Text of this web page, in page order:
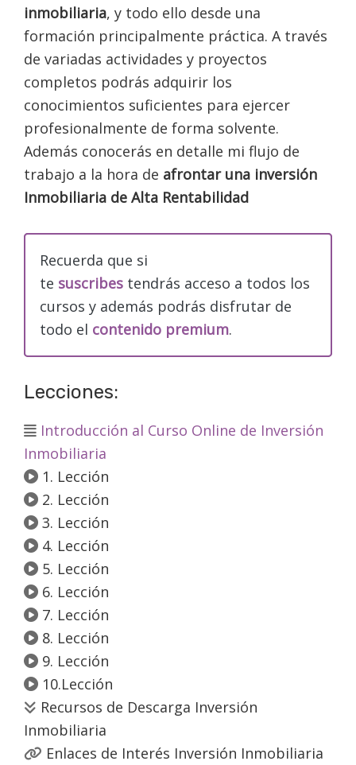
inmobiliaria, y todo ello desde una
formación principalmente práctica. A través
de variadas actividades y proyectos
completos podrás adquirir los
conocimientos suficientes para ejercer
profesionalmente de forma solvente.
Además conocerás en detalle mi flujo de
trabajo a la hora de afrontar una inversión
Inmobiliaria de Alta Rentabilidad
Recuerda que si
te suscribes tendrás acceso a todos los
cursos y además podrás disfrutar de
todo el contenido premium.
Lecciones:
Introducción al Curso Online de Inversión
Inmobiliaria
1. Lección
2. Lección
3. Lección
4. Lección
5. Lección
6. Lección
7. Lección
8. Lección
9. Lección
10.Lección
Recursos de Descarga Inversión
Inmobiliaria
Enlaces de Interés Inversión Inmobiliaria